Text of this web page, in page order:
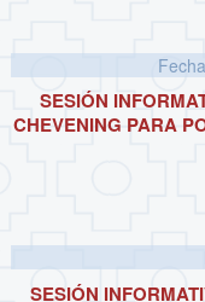
SESIÓN
CHEVENING PARA
SESIÓN